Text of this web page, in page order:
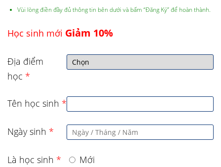
Vùi lòng điền đầy đủ thông tin bên dưới và bấm “Đăng Ký” để hoàn thành.
Học sinh mới Giảm 10%
Địa điểm
học *
Tên học sinh *
Ngày sinh *
Là học sinh * Mới